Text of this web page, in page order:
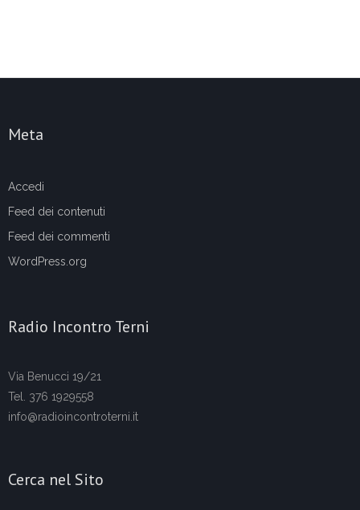
Meta
Accedi
Feed dei contenuti
Feed dei commenti
WordPress.org
Radio Incontro Terni
Via Benucci 19/21
Tel. 376 1929558
info@radioincontroterni.it
Cerca nel Sito